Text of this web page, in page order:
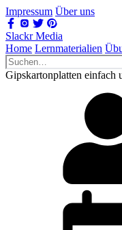
Impressum Über uns
Slackr Media
Home Lernmaterialien
Gipskartonplatten einfach